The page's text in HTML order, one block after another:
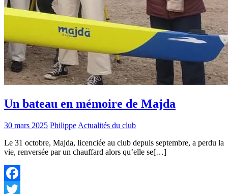
Un bateau en mémoire de Majda
30 mars 2025 Philippe Actualités du club
Le 31 octobre, Majda, licenciée au club depuis septembre, a perdu la
vie, renversée par un chauffard alors qu’elle se[…]
Facebook